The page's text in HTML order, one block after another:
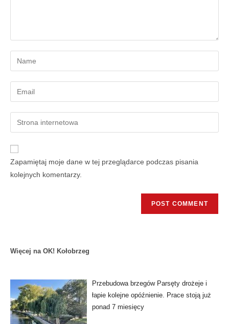
Zapamiętaj moje dane w tej przeglądarce podczas pisania
kolejnych komentarzy.
Więcej na OK! Kołobrzeg
Przebudowa brzegów Parsęty drożeje i
łapie kolejne opóźnienie. Prace stoją już
ponad 7 miesięcy